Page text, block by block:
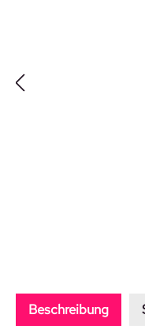
Beschreibung